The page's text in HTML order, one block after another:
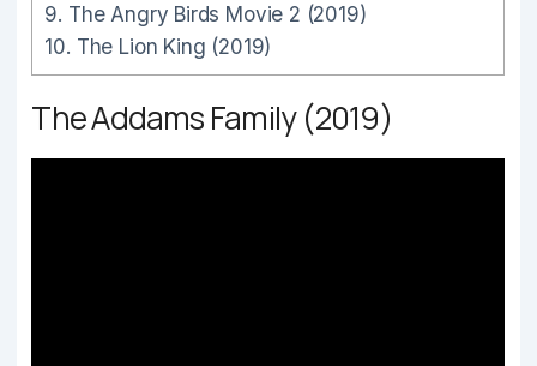
9. The Angry Birds Movie 2 (2019)
10. The Lion King (2019)
The Addams Family (2019)